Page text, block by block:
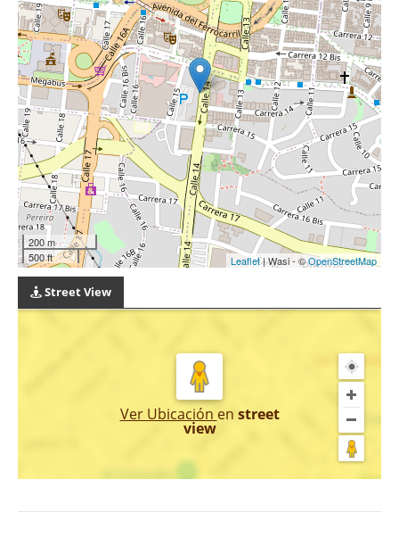
200 m
500 ft
Leaflet| Wasi - ©OpenStreetMap
Street View
Ver Ubicación en street
view